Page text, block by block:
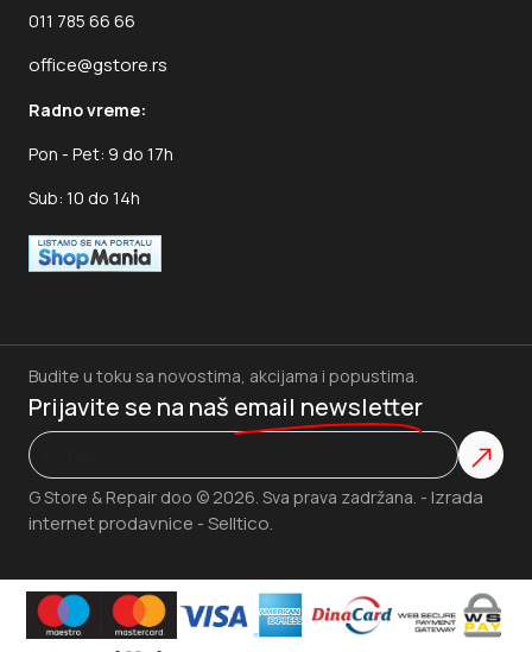
011 785 66 66
office@gstore.rs
Radno vreme:
Pon - Pet: 9 do 17h
Sub: 10 do 14h
G Store & Repair doo © 2026. Sva prava zadržana. - Izrada
internet prodavnice - Selltico.
Budite u toku sa novostima, akcijama i popustima.
Prijavite se na naš email newsletter